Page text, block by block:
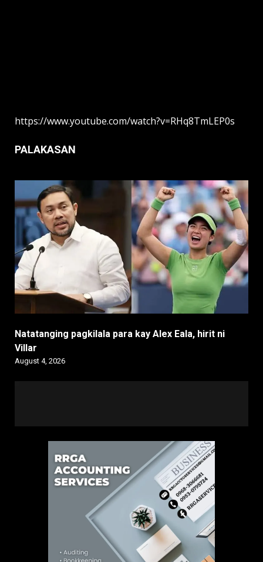
https://www.youtube.com/watch?v=RHq8TmLEP0s
PALAKASAN
Natatanging pagkilala para kay Alex Eala, hirit ni
Villar
August 4, 2026